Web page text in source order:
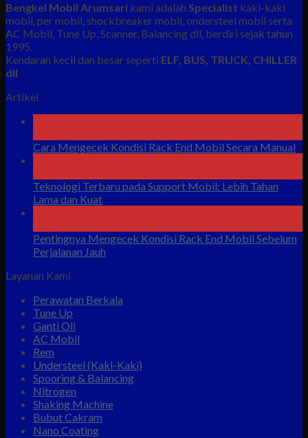
Bengkel Mobil Arumsari kami adalah Specialist kaki-kaki
mobil, per mobil, shockbreaker mobil, ondersteel mobil serta
AC Mobil, Tune Up, Scanner, Balancing dll, berdiri sejak tahun
1995.
Kendaran kecil dan besar seperti ELF, BUS, TRUCK, CHILLER
dll
Artikel
Cara Mengecek Kondisi Rack End Mobil Secara Manual
Teknologi Terbaru pada Support Mobil: Lebih Tahan
Lama dan Kuat
Pentingnya Mengecek Kondisi Rack End Mobil Sebelum
Perjalanan Jauh
Layanan Kami
Perawatan Berkala
Tune Up
Ganti Oli
AC Mobil
Rem
Understeel (Kaki-Kaki)
Spooring & Balancing
Nitrogen
Shaking Machine
Bubut Cakram
Nano Coating